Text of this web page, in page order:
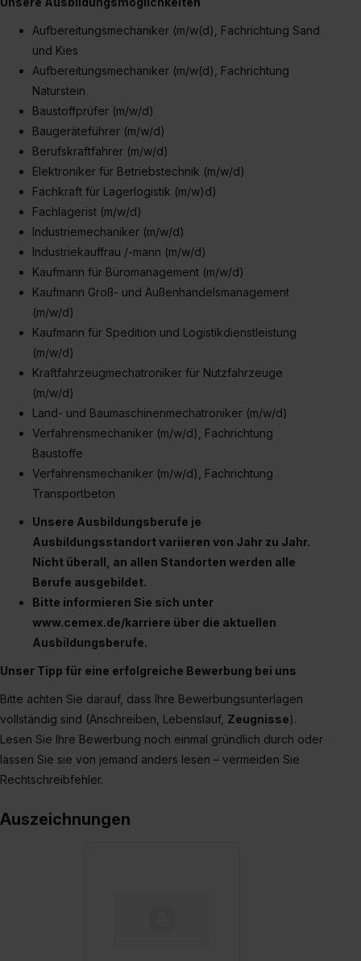
Einzelfall bei dem jeweiligen Inhalt erteilen. Willst du nur
bestimmte Verwendungszwecke zulassen, triff deine
Auswahl über die Checkboxen und klick auf „Auswahl
erlauben“. Die Einwilligung zur Platzierung von Cookies
der Kategorien „Präferenzen“, „Statistiken“ und „Social
Media und Marketing“ umfasst hierbei die Einwilligung
zur Übermittlung deiner Daten in die USA (Art. 49 Abs. 1
S. 1 lit. a) DS-GVO). Die USA verfügen über kein
angemessenes Datenschutzniveau (EuGH – Schrems
Wirkung für die Zukunft ganz oder teilweise über unsere
Datenschutzerklärung unter dem Punkt „Datenschutz-
Einstellungen“ widerrufen. Weitere Informationen zu den
einzelnen Cookies findest du durch Klick auf „Details
zeigen“. Weitere Informationen:Datenschutzerklärung
Impressum
Aufbereitungsmechaniker (m/w(d), Fachrichtung Sand
und Kies
Aufbereitungsmechaniker (m/w(d), Fachrichtung
Naturstein
Baustoffprüfer (m/w/d)
Baugeräteführer (m/w/d)
Berufskraftfahrer (m/w/d)
Elektroniker für Betriebstechnik (m/w/d)
Fachkraft für Lagerlogistik (m/w)d)
Fachlagerist (m/w/d)
Industriemechaniker (m/w/d)
Industriekauffrau /-mann (m/w/d)
Kaufmann für Büromanagement (m/w/d)
Kaufmann Groß- und Außenhandelsmanagement
(m/w/d)
Kaufmann für Spedition und Logistikdienstleistung
(m/w/d)
Kraftfahrzeugmechatroniker für Nutzfahrzeuge
(m/w/d)
Land- und Baumaschinenmechatroniker (m/w/d)
Verfahrensmechaniker (m/w/d), Fachrichtung
Baustoffe
Verfahrensmechaniker (m/w/d), Fachrichtung
Transportbeton
Unsere Ausbildungsberufe je
Ausbildungsstandort variieren von Jahr zu Jahr.
Nicht überall, an allen Standorten werden alle
Berufe ausgebildet.
Bitte informieren Sie sich unter
www.cemex.de/karriere über die aktuellen
Ausbildungsberufe.
Unser Tipp für eine erfolgreiche Bewerbung bei uns
Bitte achten Sie darauf, dass Ihre Bewerbungsunterlagen
vollständig sind (Anschreiben, Lebenslauf, Zeugnisse).
Lesen Sie Ihre Bewerbung noch einmal gründlich durch oder
lassen Sie sie von jemand anders lesen – vermeiden Sie
Rechtschreibfehler.
Auszeichnungen